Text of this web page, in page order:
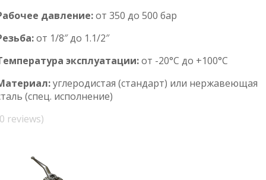
давление:от 350 до 500 бар
от 1/8″ до 1.1/2″
эксплуатации:от -20°С до +100°С
углеродистая (стандарт) или нержавеющая
(спец. исполнение)
reviews)